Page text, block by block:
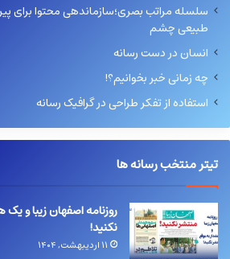
سلسله مراتب بصری؛سازماندهی محتوا برای
طبیعی چشم
انسان در دست رسانه
چه زمانی خبر بخوانیم؟!
استفاده از تفکر طراحی در گرافیک رسانه
تیتر منتخب رسانه ها
روزنامه اصفهان زیبا و
نکنید!
۱۱ اردیبهشت, ۱۴۰۴